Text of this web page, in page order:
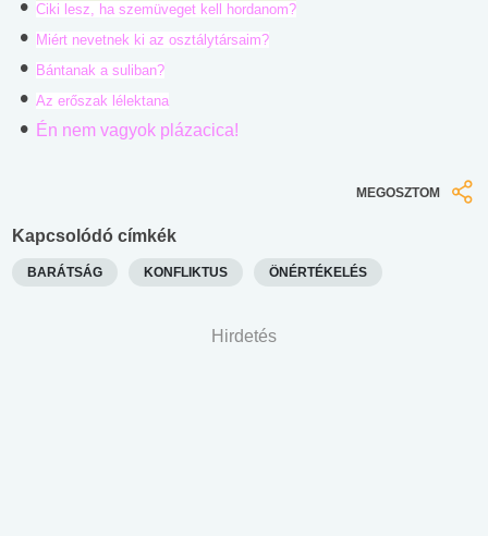
Ciki lesz, ha szemüveget kell hordanom?
Miért nevetnek ki az osztálytársaim?
Bántanak a suliban?
Az erőszak lélektana
Én nem vagyok plázacica!
MEGOSZTOM
Kapcsolódó címkék
BARÁTSÁG KONFLIKTUS ÖNÉRTÉKELÉS
Hirdetés